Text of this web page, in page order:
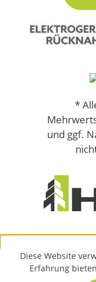
*
und ggf.
Diese Website
Erfahrung